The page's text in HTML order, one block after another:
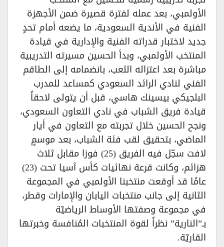
الأولمبي، بعد عمله لفترة قصيرة ضمن الأجهزة
الفنية في الأندية السعودية، ما يضعه أمام تحدٍ
جديد لاختبار قدراته الفنية والإدارية في قيادة
المنتخب الأولمبي، وبدأ الحسين مسيرته التدريبية
مباشرة بعد اعتزاله اللعب، بانضمامه إلى الطاقم
الفني لنادي الرائد السعودي كمساعد للمدرب
البلجيكي بيسينك هاسي، قبل أن يتولى لاحقاً
قيادة فريق الشباب في نادي التعاون السعودي،
ونجح الحسين خلال تجربته مع التعاون في أيار
الماضي، بتحقيق لقب فئة الشباب، بعد موسمٍ
لافت سجّل فيه الفريق (25) فوزا مقابل ثلاث
هزائم، وكانت قرعة نهائيات كأس آسيا تحت (23)
عامًا قد أوقعت منتخبنا الأولمبي في المجموعة
الثانية إلى جانب منتخبات اليابان والإمارات وقطر،
في مجموعة وصفتها الأوساط الرياضيّة
بـ”النارية” نظراً لقوة المنتخبات المُنافسة وخبرتها
القاريّة.